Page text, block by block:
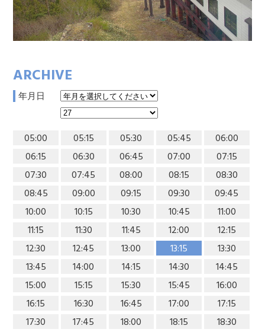
ARCHIVE
年月日
05:00 05:15 05:30 05:45
06:00
06:15
06:30 06:45 07:00
07:15
07:30
07:45 08:00 08:15
08:30
08:45
09:00 09:15 09:30
09:45
10:00
10:15 10:30 10:45
11:00
11:15
11:30 11:45 12:00
12:15
12:30
12:45 13:00 13:15
13:30
13:45
14:00 14:15 14:30
14:45
15:00
15:15 15:30 15:45
16:00
16:15
16:30 16:45 17:00
17:15
17:30
17:45 18:00 18:15
18:30